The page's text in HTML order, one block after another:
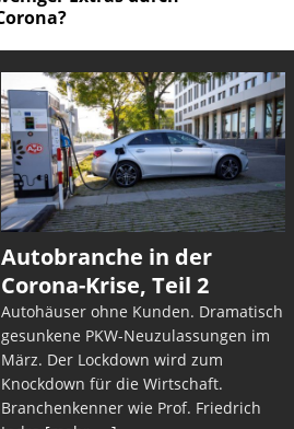
Autobranche in der
Corona-Krise, Teil 2
Autohäuser ohne Kunden. Dramatisch
gesunkene PKW-Neuzulassungen im
März. Der Lockdown wird zum
Knockdown für die Wirtschaft.
Branchenkenner wie Prof. Friedrich